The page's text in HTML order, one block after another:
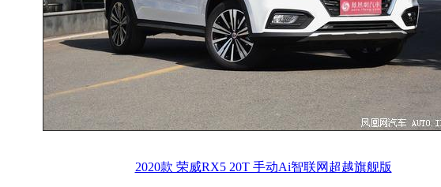
2020款 荣威RX5 20T 手动Ai智联网超越旗舰版